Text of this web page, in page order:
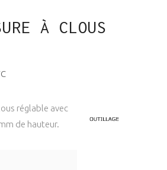
À CLOUS
réglable avec
de hauteur.